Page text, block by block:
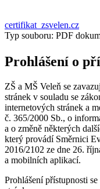
certifikat_zsvelen.cz
Typ souboru: PDF
Prohlášení o
ZŠ a MŠ Veleň se
stránek v souladu se
internetových stránek a
č. 365/2000 Sb., o
a o změně některých
který provádí Směrnici
2016/2102 ze dne 26.
a mobilních aplikací.
Prohlášení přístupnosti